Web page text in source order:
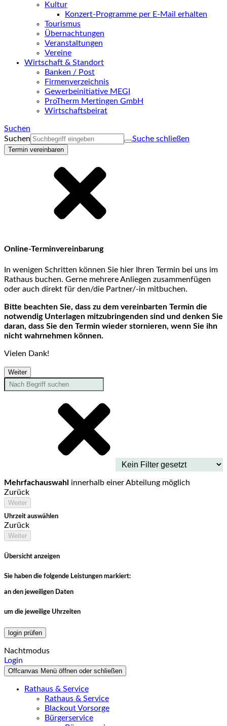
Kultur
Konzert-Programme per E-Mail erhalten
Tourismus
Übernachtungen
Veranstaltungen
Vereine
Wirtschaft & Standort
Banken / Post
Firmenverzeichnis
Gewerbeinitiative MEGI
ProTherm Mertingen GmbH
Wirtschaftsbeirat
Suchen
Suchen
Suche schließen
Termin vereinbaren
Online-Terminvereinbarung
In wenigen Schritten können Sie hier Ihren Termin bei uns im
Rathaus buchen. Gerne mehrere Anliegen zusammenfügen
oder auch direkt für den/die Partner/-in mitbuchen.
Bitte beachten Sie, dass zu dem vereinbarten Termin die
notwendig Unterlagen mitzubringenden sind und denken Sie
daran, dass Sie den Termin wieder stornieren, wenn Sie ihn
nicht wahrnehmen können.
Vielen Dank!
Weiter
Mehrfachauswahl innerhalb einer Abteilung möglich
Zurück
Weiter
Uhrzeit auswählen
Zurück
Weiter
Übersicht anzeigen
Sie haben die folgende Leistungen markiert:
an den jeweiligen Daten
um die jeweilige Uhrzeiten
login prüfen
Nachtmodus
Login
Offcanvas Menü öffnen oder schließen
Rathaus & Service
Rathaus & Service
Blackout Vorsorge
Bürgerservice